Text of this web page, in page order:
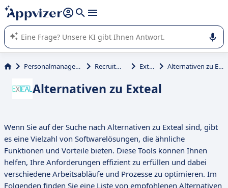
beantworten (mehrere Zeilen mit
Die KI von Appvizer führt Sie bei der Nutzung oder Auswahl
von SaaS-Software in Unternehmen.
Personalmanagement Recruitment Exteal Alternativen zu Exteal
Alternativen zu Exteal
Wenn Sie auf der Suche nach Alternativen zu Exteal sind, gibt
es eine Vielzahl von Softwarelösungen, die ähnliche
Funktionen und Vorteile bieten. Diese Tools können Ihnen
helfen, Ihre Anforderungen effizient zu erfüllen und dabei
verschiedene Arbeitsabläufe und Prozesse zu optimieren. Im
Folgenden finden Sie eine Liste von empfohlenen Alternativen